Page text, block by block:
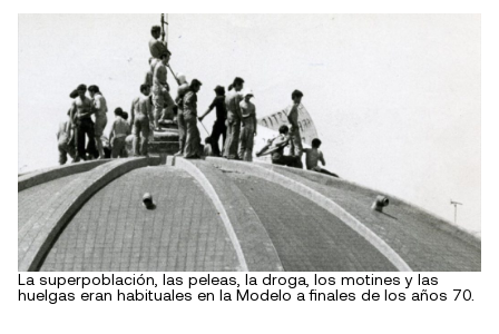
La superpoblación, las peleas, la droga, los motines y las
huelgas eran habituales en la Modelo a finales de los años 70.